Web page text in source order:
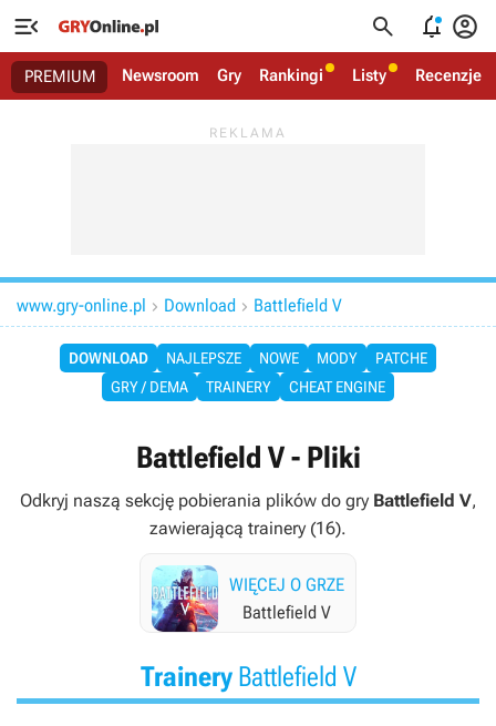
   
PREMIUM Newsroom Gry Rankingi Listy Recenzje
www.gry-online.pl  Download  Battlefield V
DOWNLOAD NAJLEPSZE NOWE MODY
PATCHE
GRY / DEMA
TRAINERY CHEAT ENGINE
Battlefield V - Pliki
Odkryj naszą sekcję pobierania plików do gry Battlefield V,
zawierającą trainery (16).
WIĘCEJ O GRZE
Battlefield V
TraineryBattlefield V